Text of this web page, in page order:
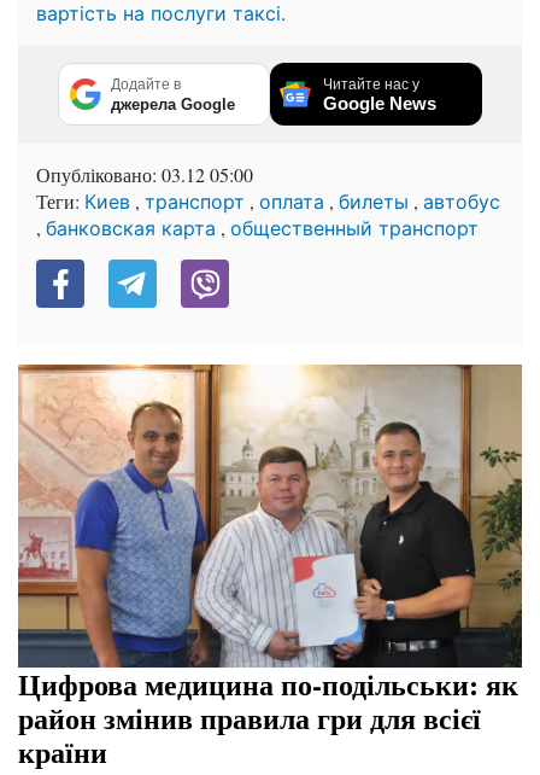
вартість на послуги таксі.
Додайте в
джерела Google
Читайте нас у
Google News
Опубліковано: 03.12 05:00
Теги: Киев , транспорт , оплата , билеты , автобус
, банковская карта , общественный транспорт
Цифрова медицина по-подільськи: як
район змінив правила гри для всієї
країни